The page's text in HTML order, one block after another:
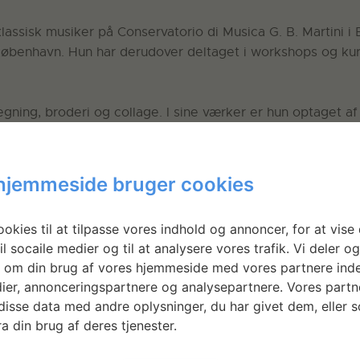
musiker på Conservatorio di Musica G. B. Martini i
Hun har derudover deltaget i workshops og
broderi og collage. I sine værker er hun optaget
erfaringer og ubevidste associationer.
både tekniske og udtryksmæssige aspekter. Hun
talrige censurerede udstillinger både i Danmark og
bruger cookies
til at tilpasse vores indhold og annoncer, for at vise
socaile medier og til at analysere vores trafik. Vi deler
din brug af vores hjemmeside med vores partnere
annonceringspartnere og analysepartnere. Vores
data med andre oplysninger, du har givet dem, eller
din brug af deres tjenester.